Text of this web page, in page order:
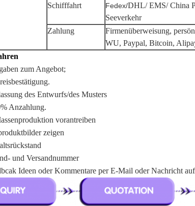
Schifffahrt
Fedex/DHL/ EMS/ China
Seeverkehr
Zahlung
Firmenüberweisung,
WU, Paypal, Bitcoin,
zum Angebot;
des Entwurfs/des Musters
Anzahlung.
vorantreiben
zeigen
und Versandnummer
Ideen oder Kommentare per E-Mail oder Nachricht